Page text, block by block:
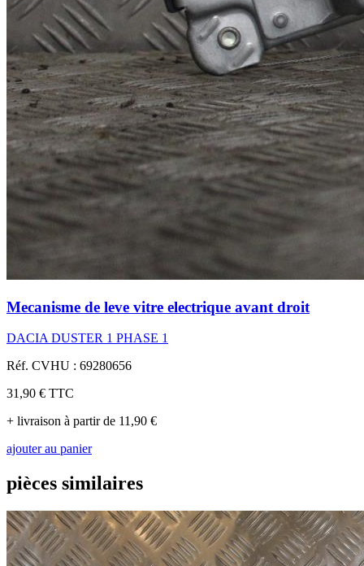
Mecanisme de leve vitre electrique avant droit
DACIA DUSTER 1 PHASE 1
Réf. CVHU : 69280656
31,90 € TTC
+ livraison à partir de 11,90 €
ajouter au panier
pièces similaires